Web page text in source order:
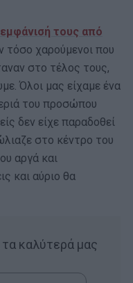
εμφάνισή τους από
τόσο χαρούμενοι που
στο τέλος τους,
Όλοι μας είχαμε ένα
του προσώπου
δεν είχε παραδοθεί
στο κέντρο του
αργά και
και αύριο θα
τα καλύτερά μας